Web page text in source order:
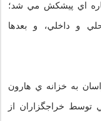
پاره اي پيشكش مي شد؛
و داخلي، و بعدها
به خزانه ي هارون
توسط خراجگزاران از